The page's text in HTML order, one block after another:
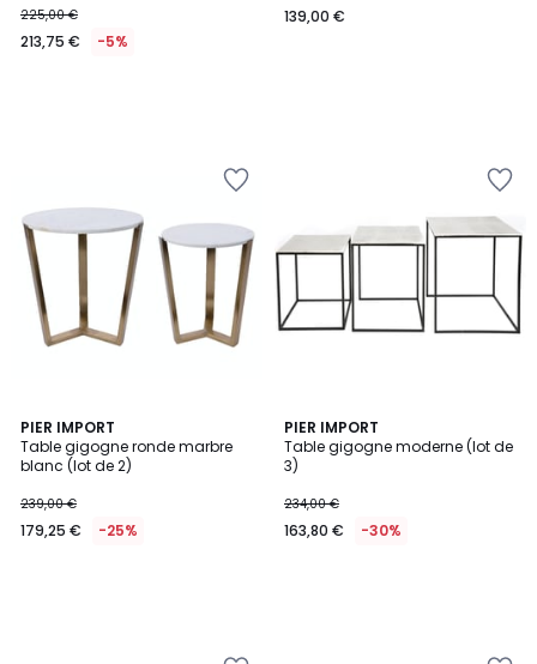
225,00 €
213,75 € -5%
139,00 €
PIER IMPORT
Table gigogne ronde marbre
blanc (lot de 2)
239,00 €
179,25 € -25%
PIER IMPORT
Table gigogne moderne (lot de
3)
234,00 €
163,80 € -30%